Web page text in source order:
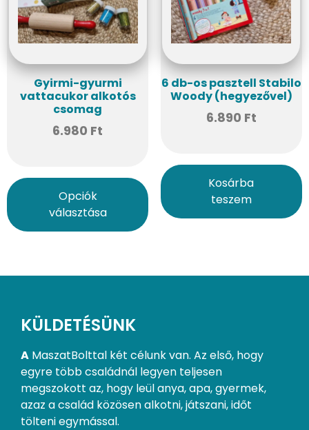
Gyirmi-gyurmi
vattacukor alkotós
csomag
6.980 Ft
Opciók
választása
6 db-os pasztell Stabilo
Woody (hegyezővel)
6.890 Ft
Kosárba
teszem
KÜLDETÉSÜNK
A MaszatBolttal két célunk van. Az első, hogy
egyre több családnál legyen teljesen
megszokott az, hogy leül anya, apa, gyermek,
azaz a család közösen alkotni, játszani, időt
tölteni egymással.